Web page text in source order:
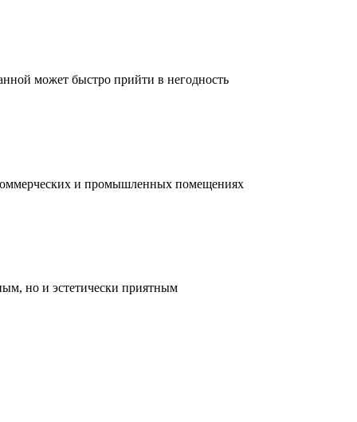
может быстро прийти в негодность
и промышленных помещениях
но и эстетически приятным